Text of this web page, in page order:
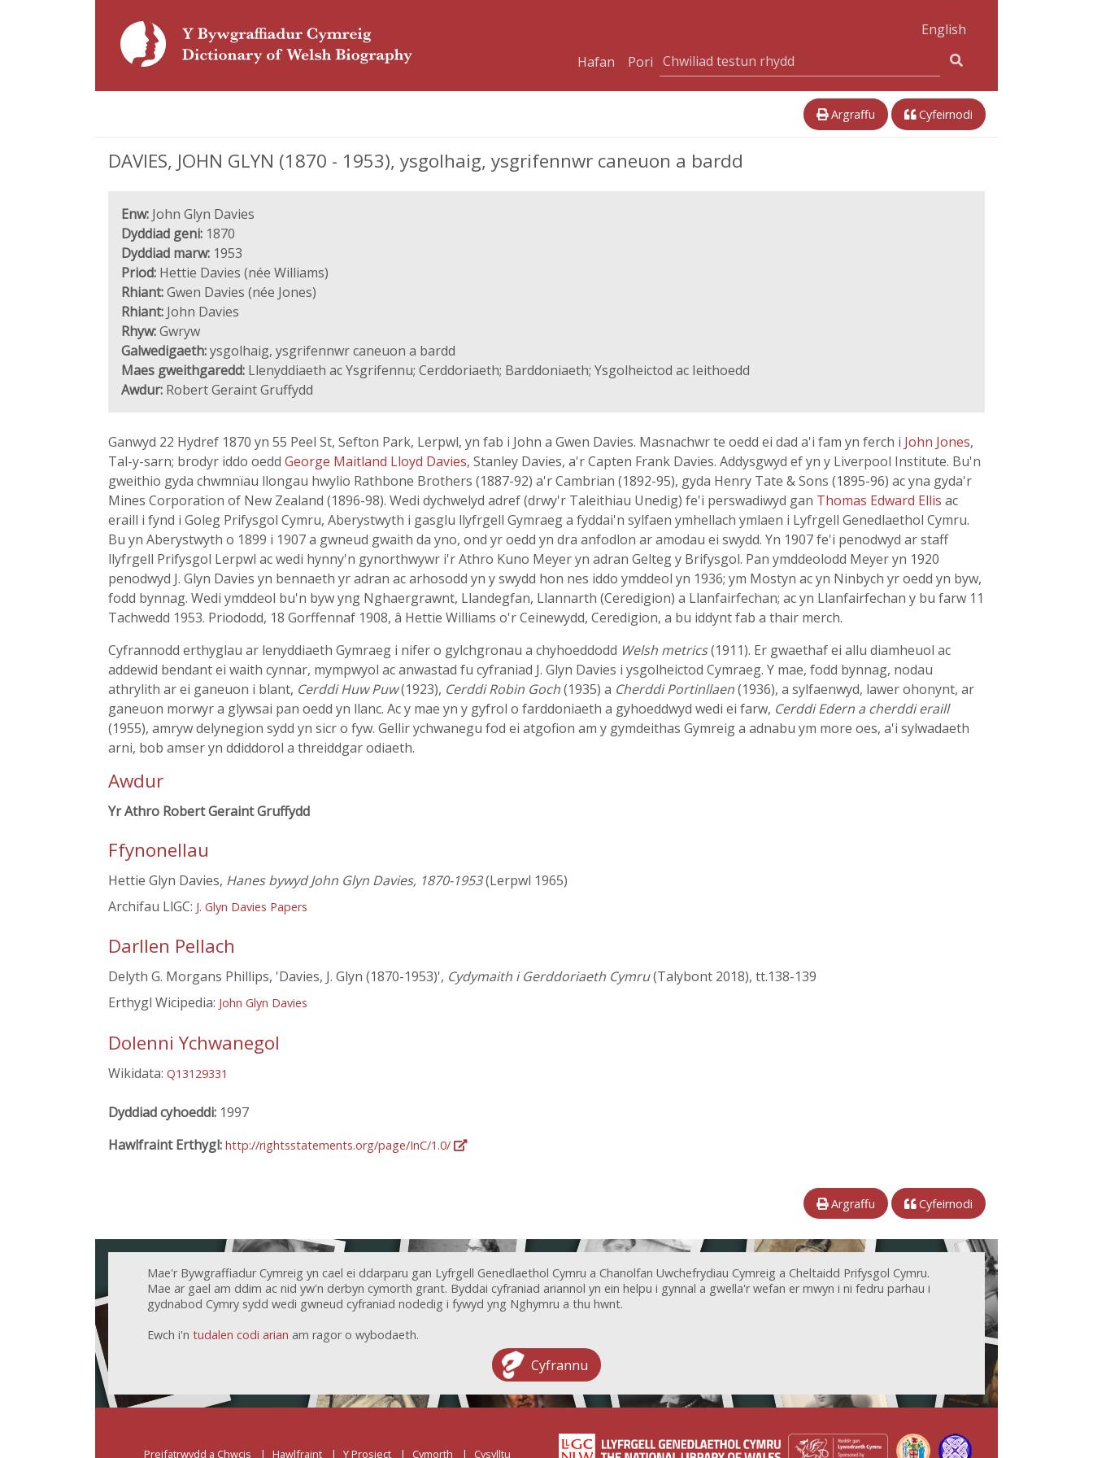
English
Hafan
Pori
Argraffu Cyfeirnodi
DAVIES, JOHN GLYN (1870 - 1953), ysgolhaig, ysgrifennwr caneuon a bardd
Enw: John Glyn Davies
Dyddiad geni: 1870
Dyddiad marw: 1953
Priod: Hettie Davies (née Williams)
Rhiant:Gwen Davies (née Jones)
Rhiant: John Davies
Rhyw:Gwryw
Galwedigaeth:ysgolhaig, ysgrifennwr caneuon a bardd
Maes gweithgaredd: Llenyddiaeth ac Ysgrifennu; Cerddoriaeth; Barddoniaeth; Ysgolheictod ac Ieithoedd
Awdur: Robert Geraint Gruffydd
Ganwyd 22 Hydref 1870 yn 55 Peel St, Sefton Park, Lerpwl, yn fab i John a Gwen Davies. Masnachwr te oedd ei dad a'i fam yn ferch i John Jones,
Tal-y-sarn; brodyr iddo oedd George Maitland Lloyd Davies, Stanley Davies, a'r Capten Frank Davies. Addysgwyd ef yn y Liverpool Institute. Bu'n
gweithio gyda chwmnïau llongau hwylio Rathbone Brothers (1887-92) a'r Cambrian (1892-95), gyda Henry Tate & Sons (1895-96) ac yna gyda'r
Mines Corporation of New Zealand (1896-98). Wedi dychwelyd adref (drwy'r Taleithiau Unedig) fe'i perswadiwyd gan Thomas Edward Ellis ac
eraill i fynd i Goleg Prifysgol Cymru, Aberystwyth i gasglu llyfrgell Gymraeg a fyddai'n sylfaen ymhellach ymlaen i Lyfrgell Genedlaethol Cymru.
Bu yn Aberystwyth o 1899 i 1907 a gwneud gwaith da yno, ond yr oedd yn dra anfodlon ar amodau ei swydd. Yn 1907 fe'i penodwyd ar staff
llyfrgell Prifysgol Lerpwl ac wedi hynny'n gynorthwywr i'r Athro Kuno Meyer yn adran Gelteg y Brifysgol. Pan ymddeolodd Meyer yn 1920
penodwyd J. Glyn Davies yn bennaeth yr adran ac arhosodd yn y swydd hon nes iddo ymddeol yn 1936; ym Mostyn ac yn Ninbych yr oedd yn byw,
fodd bynnag. Wedi ymddeol bu'n byw yng Nghaergrawnt, Llandegfan, Llannarth (Ceredigion) a Llanfairfechan; ac yn Llanfairfechan y bu farw 11
Tachwedd 1953. Priododd, 18 Gorffennaf 1908, â Hettie Williams o'r Ceinewydd, Ceredigion, a bu iddynt fab a thair merch.
Cyfrannodd erthyglau ar lenyddiaeth Gymraeg i nifer o gylchgronau a chyhoeddodd Welsh metrics(1911). Er gwaethaf ei allu diamheuol ac
addewid bendant ei waith cynnar, mympwyol ac anwastad fu cyfraniad J. Glyn Davies i ysgolheictod Cymraeg. Y mae, fodd bynnag, nodau
athrylith ar ei ganeuon i blant, Cerddi Huw Puw(1923), Cerddi Robin Goch(1935) a Cherddi Portinllaen(1936), a sylfaenwyd, lawer ohonynt, ar
ganeuon morwyr a glywsai pan oedd yn llanc. Ac y mae yn y gyfrol o farddoniaeth a gyhoeddwyd wedi ei farw, Cerddi Edern a cherddi eraill
(1955), amryw delynegion sydd yn sicr o fyw. Gellir ychwanegu fod ei atgofion am y gymdeithas Gymreig a adnabu ym more oes, a'i sylwadaeth
arni, bob amser yn ddiddorol a threiddgar odiaeth.
Awdur
Yr Athro Robert Geraint Gruffydd
Ffynonellau
Hettie Glyn Davies, Hanes bywyd John Glyn Davies, 1870-1953(Lerpwl 1965)
Archifau LlGC: J. Glyn Davies Papers
Darllen Pellach
Delyth G. Morgans Phillips, 'Davies, J. Glyn (1870-1953)', Cydymaith i Gerddoriaeth Cymru(Talybont 2018), tt.138-139
Erthygl Wicipedia: John Glyn Davies
Dolenni Ychwanegol
Wikidata: Q13129331
Dyddiad cyhoeddi: 1997
Hawlfraint Erthygl: http://rightsstatements.org/page/InC/1.0/
Argraffu Cyfeirnodi
Mae'r Bywgraffiadur Cymreig yn cael ei ddarparu gan Lyfrgell Genedlaethol Cymru a Chanolfan Uwchefrydiau Cymreig a Cheltaidd Prifysgol Cymru.
Mae ar gael am ddim ac nid yw'n derbyn cymorth grant. Byddai cyfraniad ariannol yn ein helpu i gynnal a gwella'r wefan er mwyn i ni fedru parhau i
gydnabod Cymry sydd wedi gwneud cyfraniad nodedig i fywyd yng Nghymru a thu hwnt.
Ewch i'n tudalen codi arian am ragor o wybodaeth.
Cyfrannu
Preifatrwydd a Chwcis Hawlfraint Y Prosiect Cymorth Cysylltu